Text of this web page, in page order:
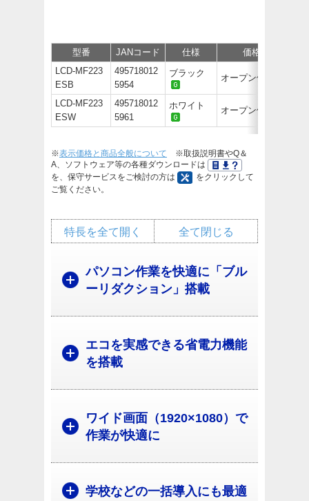
型番 JANコード 仕様 価格
LCD-MF223
ESB
495718012
5954
ブラック オープン価格
LCD-MF223
ESW
495718012
5961
ホワイト オープン価格
※表示価格と商品全般について ※取扱説明書やQ＆
A、ソフトウェア等の各種ダウンロードは
を、保守サービスをご検討の方は
をクリックして
ご覧ください。
全て閉じる
特長を全て開く
パソコン作業を快適に「ブル
ーリダクション」搭載
エコを実感できる省電力機能
を搭載
ワイド画面（1920×1080）で
作業が快適に
学校などの一括導入にも最適